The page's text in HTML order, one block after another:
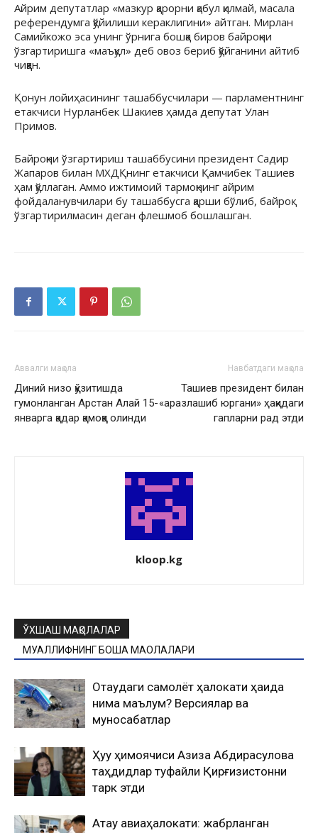
Айрим депутатлар «мазкур қарорни қабул қилмай, масала
референдумга қўйилиши кераклигини» айтган. Мирлан
Самийкожо эса унинг ўрнига бошқа биров байроқни
ўзгартиришга «маъқул» деб овоз бериб қўйганини айтиб
чиққан.
Қонун лойиҳасининг ташаббусчилари — парламентнинг
етакчиси Нурланбек Шакиев ҳамда депутат Улан
Примов.
Байроқни ўзгартириш ташаббусини президент Садир
Жапаров билан МХДҚнинг етакчиси Қамчибек Ташиев
ҳам қўллаган. Аммо ижтимоий тармоқнинг айрим
фойдаланувчилари бу ташаббусга қарши бўлиб, байроқ
ўзгартирилмасин деган флешмоб бошлашган.
Аввалги мақола
Диний низо қўзитишда
гумонланган Арстан Алай 15-
январга қадар қамоққа олинди
Навбатдаги мақола
Ташиев президент билан
«аразлашиб юргани» ҳақидаги
гапларни рад этди
kloop.kg
ЎХШАШ МАҚОЛАЛАР
МУАЛЛИФНИНГ БОШҚА МАҚОЛАЛАРИ
Оқтаудаги самолёт ҳалокати ҳақида
нима маълум? Версиялар ва
муносабатлар
Ҳуқуқ ҳимоячиси Азиза Абдирасулова
таҳдидлар туфайли Қирғизистонни
тарк этди
Ақтау авиаҳалокати: жабрланган